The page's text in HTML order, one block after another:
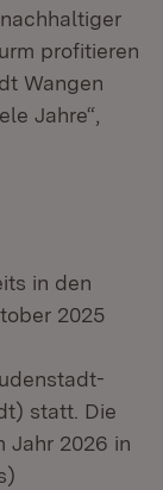
profitieren
Wangen
Jahre“,
in den
2025
statt. Die
Jahr 2026 in